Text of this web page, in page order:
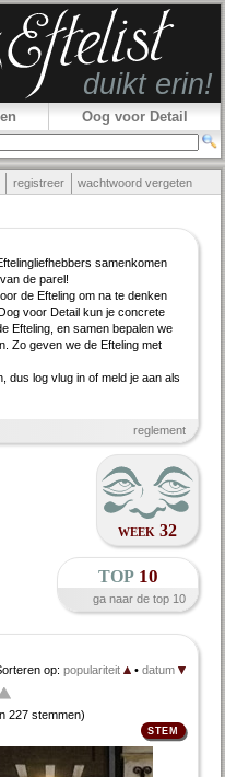
Oog voor Detail
registreer wachtwoord vergeten
samenkomen
de parel!
de Efteling om na te denken
voor Detail kun je concrete
Efteling, en samen bepalen we
Zo geven we de Efteling met
dus log vlug in of meld je aan als
reglement
week 32
top 10
ga naar de top 10
op: populariteit • datum
227 stemmen)